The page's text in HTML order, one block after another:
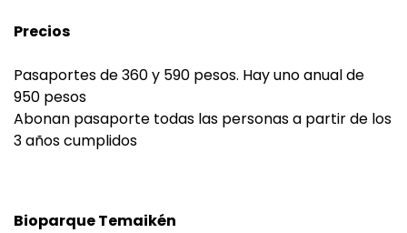
Precios
Pasaportes de 360 y 590 pesos. Hay uno anual de
950 pesos
Abonan pasaporte todas las personas a partir de los
3 años cumplidos
Bioparque Temaikén